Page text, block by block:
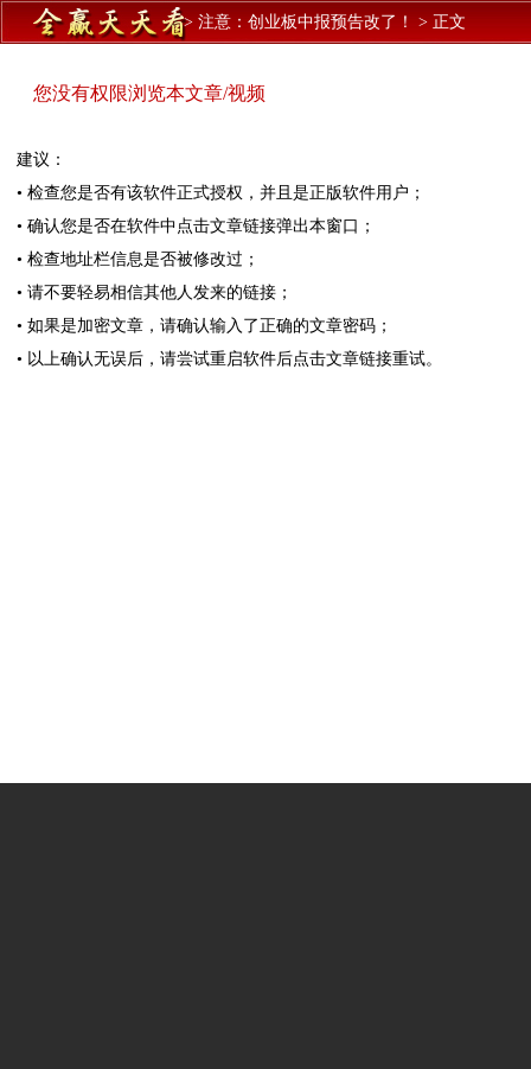
> 注意：创业板中报预告改了！ > 正文
您没有权限浏览本文章/视频
建议：
• 检查您是否有该软件正式授权，并且是正版软件用户；
• 确认您是否在软件中点击文章链接弹出本窗口；
• 检查地址栏信息是否被修改过；
• 请不要轻易相信其他人发来的链接；
• 如果是加密文章，请确认输入了正确的文章密码；
• 以上确认无误后，请尝试重启软件后点击文章链接重试。